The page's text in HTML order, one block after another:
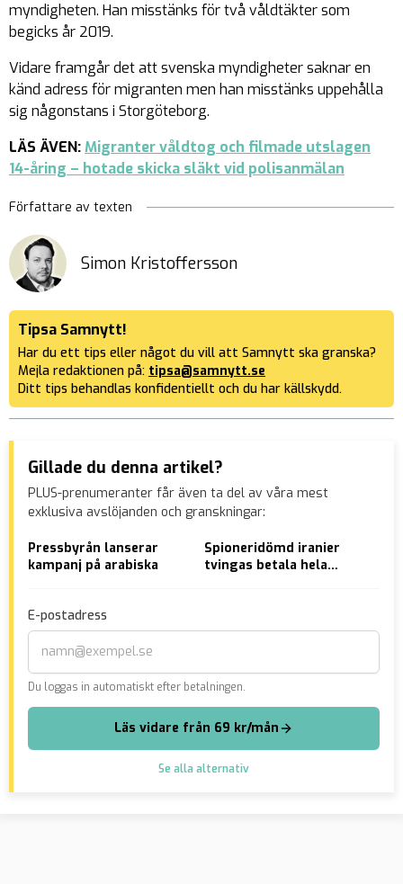
myndigheten. Han misstänks för två våldtäkter som
begicks år 2019.
Vidare framgår det att svenska myndigheter saknar en
känd adress för migranten men han misstänks uppehålla
sig någonstans i Storgöteborg.
LÄS ÄVEN:Migranter våldtog och filmade utslagen
14-åring – hotade skicka släkt vid polisanmälan
Författare av texten
Simon Kristoffersson
Tipsa Samnytt!
Har du ett tips eller något du vill att Samnytt ska granska?
Mejla redaktionen på: tipsa@samnytt.se
Ditt tips behandlas konfidentiellt och du har källskydd.
Gillade du denna artikel?
PLUS-prenumeranter får även ta del av våra mest
exklusiva avslöjanden och granskningar:
Pressbyrån lanserar
kampanj på arabiska
Spioneridömd iranier
tvingas betala hela
E-postadress
Du loggas in automatiskt efter betalningen.
Läs vidare från 69 kr/mån
Se alla alternativ